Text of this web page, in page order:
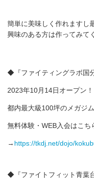
簡単に美味しく作れますし
興味のある方は作ってみて
◆『ファイティングラボ国
2023年10月14日オープン！
都内最大級100坪のメガジ
無料体験・WEB入会はこち
→ https://tkdj.net/dojo/
◆『ファイトフィット青葉台